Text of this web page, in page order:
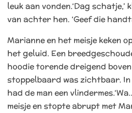
leuk aan vonden.‘Dag schatje,’
van achter hen. ‘Geef die
Marianne en het meisje keken
het geluid. Een
hoodie torende dreigend
stoppelbaard was zichtbaar.
had de man een vlindermes.
meisje en stopte abrupt met